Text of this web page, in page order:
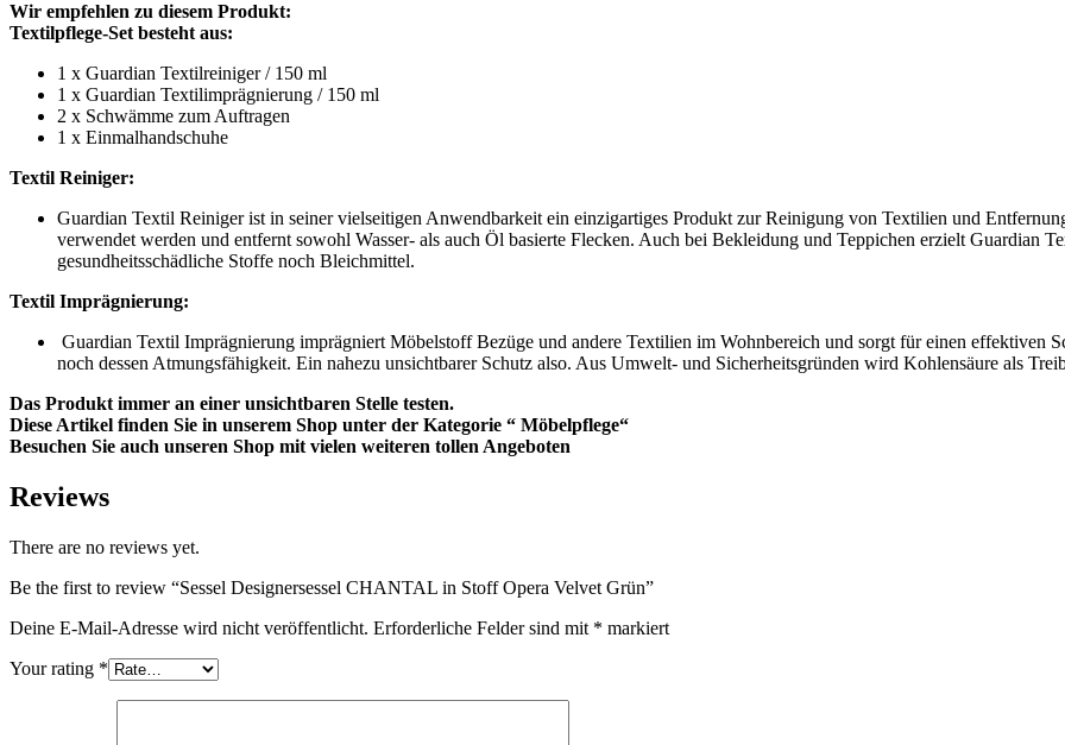
Wir empfehlen zu diesem Produkt:
Textilpflege-Set besteht aus:
1 x Guardian Textilreiniger / 150 ml
1 x Guardian Textilimprägnierung / 150 ml
2 x Schwämme zum Auftragen
1 x Einmalhandschuhe
Textil Reiniger:
Guardian Textil Reiniger ist in seiner vielseitigen Anwendbarkeit ein einzigartiges Produkt zur Reinigung von Textilien und
verwendet werden und entfernt sowohl Wasser- als auch Öl basierte Flecken. Auch bei Bekleidung und Teppichen erzielt Guardian
gesundheitsschädliche Stoffe noch Bleichmittel.
Textil Imprägnierung:
Guardian Textil Imprägnierung imprägniert Möbelstoff Bezüge und andere Textilien im Wohnbereich und sorgt für einen effektiven
noch dessen Atmungsfähigkeit. Ein nahezu unsichtbarer Schutz also. Aus Umwelt- und Sicherheitsgründen wird Kohlensäure als
Das Produkt immer an einer unsichtbaren Stelle testen.
Diese Artikel finden Sie in unserem Shop unter der Kategorie “ Möbelpflege“
Besuchen Sie auch unseren Shop mit vielen weiteren tollen Angeboten
Reviews
There are no reviews yet.
Be the first to review “Sessel Designersessel CHANTAL in Stoff Opera Velvet Grün”
Deine E-Mail-Adresse wird nicht veröffentlicht. Erforderliche Felder sind mit * markiert
Your rating *